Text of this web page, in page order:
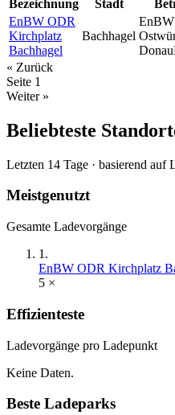
Bezeichnung Stadt
EnBW ODR
Kirchplatz
Bachhagel
Bachhagel
EnBW
« Zurück
Seite 1
Weiter »
Beliebteste
Letzten 14 Tage · basierend auf
Meistgenutzt
Gesamte Ladevorgänge
1 .
EnBW ODR Kirchplatz
5 ×
Effizienteste
Ladevorgänge pro Ladepunkt
Keine Daten.
Beste Ladeparks